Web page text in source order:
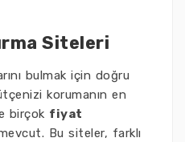
Siteleri
bulmak için doğru
korumanın en
birçok fiyat
Bu siteler, farklı